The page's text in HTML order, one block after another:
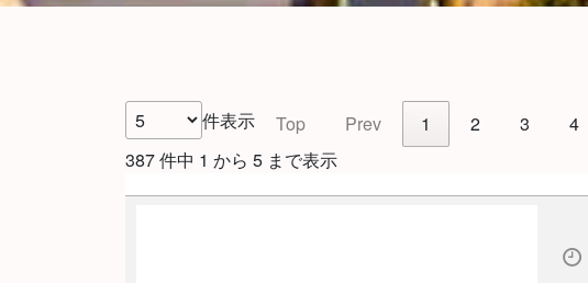
件表示 Top Prev 1 2 3 4
387 件中 1 から 5 まで表示